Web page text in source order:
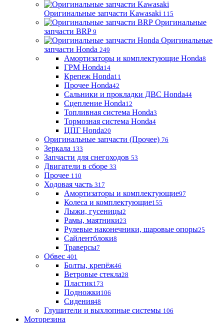
Оригинальные запчасти Kawasaki 115
Оригинальные
запчасти BRP 9
Оригинальные
запчасти Honda 249
Амортизаторы и комплектующие Honda8
ГРМ Honda14
Крепеж Honda11
Прочее Honda42
Сальники и прокладки ДВС Honda44
Сцепление Honda12
Топливная система Honda3
Тормозная система Honda4
ЦПГ Honda20
Оригинальные запчасти (Прочее) 76
Зеркала 133
Запчасти для снегоходов 53
Двигатели в сборе 33
Прочее 110
Ходовая часть 317
Амортизаторы и комплектующие97
Колеса и комплектующие155
Лыжи, гусеницы2
Рамы, маятники23
Рулевые наконечники, шаровые опоры25
Сайлентблоки8
Траверсы7
Обвес 401
Болты, крепёж46
Ветровые стекла28
Пластик173
Подножки106
Сидения48
Глушители и выхлопные системы 106
Моторезина